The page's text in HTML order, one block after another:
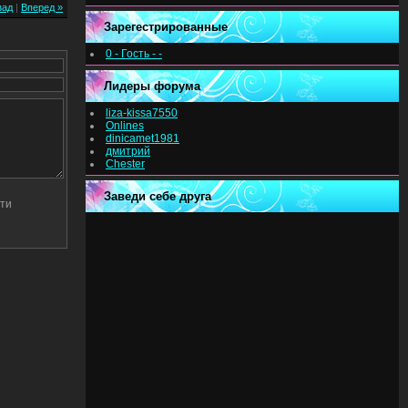
| Вперед »
Зарегестрированные
0 - Гость - -
Лидеры форума
liza-kissa7550
Onlines
dinicamet1981
дмитрий
Chester
Заведи себе друга